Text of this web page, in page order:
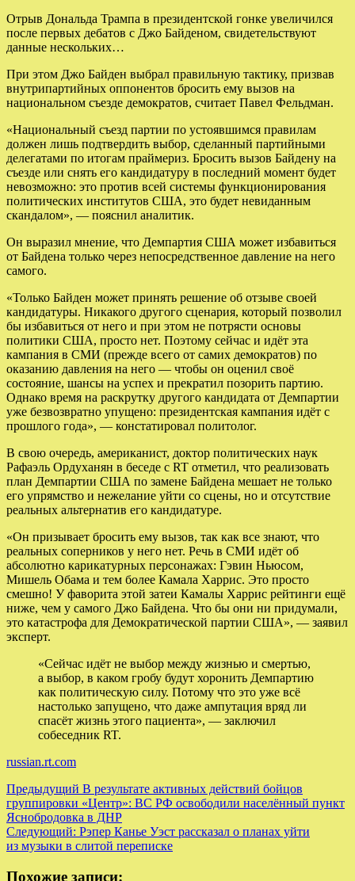
Отрыв Дональда Трампа в президентской гонке увеличился
после первых дебатов с Джо Байденом, свидетельствуют
данные нескольких…
При этом Джо Байден выбрал правильную тактику, призвав
внутрипартийных оппонентов бросить ему вызов на
национальном съезде демократов, считает Павел Фельдман.
«Национальный съезд партии по устоявшимся правилам
должен лишь подтвердить выбор, сделанный партийными
делегатами по итогам праймериз. Бросить вызов Байдену на
съезде или снять его кандидатуру в последний момент будет
невозможно: это против всей системы функционирования
политических институтов США, это будет невиданным
скандалом», — пояснил аналитик.
Он выразил мнение, что Демпартия США может избавиться
от Байдена только через непосредственное давление на него
самого.
«Только Байден может принять решение об отзыве своей
кандидатуры. Никакого другого сценария, который позволил
бы избавиться от него и при этом не потрясти основы
политики США, просто нет. Поэтому сейчас и идёт эта
кампания в СМИ (прежде всего от самих демократов) по
оказанию давления на него — чтобы он оценил своё
состояние, шансы на успех и прекратил позорить партию.
Однако время на раскрутку другого кандидата от Демпартии
уже безвозвратно упущено: президентская кампания идёт с
прошлого года», — констатировал политолог.
В свою очередь, американист, доктор политических наук
Рафаэль Ордуханян в беседе с RT отметил, что реализовать
план Демпартии США по замене Байдена мешает не только
его упрямство и нежелание уйти со сцены, но и отсутствие
реальных альтернатив его кандидатуре.
«Он призывает бросить ему вызов, так как все знают, что
реальных соперников у него нет. Речь в СМИ идёт об
абсолютно карикатурных персонажах: Гэвин Ньюсом,
Мишель Обама и тем более Камала Харрис. Это просто
смешно! У фаворита этой затеи Камалы Харрис рейтинги ещё
ниже, чем у самого Джо Байдена. Что бы они ни придумали,
это катастрофа для Демократической партии США», — заявил
эксперт.
«Сейчас идёт не выбор между жизнью и смертью,
а выбор, в каком гробу будут хоронить Демпартию
как политическую силу. Потому что это уже всё
настолько запущено, что даже ампутация вряд ли
спасёт жизнь этого пациента», — заключил
собеседник RT.
russian.rt.com
Навигация
записи
Предыдущий В результате активных действий бойцов
группировки «Центр»: ВС РФ освободили населённый пункт
Яснобродовка в ДНР
Следующий: Рэпер Канье Уэст рассказал о планах уйти
из музыки в слитой переписке
Похожие записи: